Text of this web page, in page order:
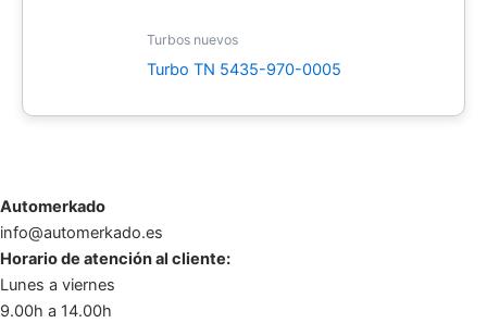
Turbos nuevos
Turbo TN 5435-970-0005
Automerkado
info@automerkado.es
Horario de atención al cliente:
Lunes a viernes
9.00h a 14.00h